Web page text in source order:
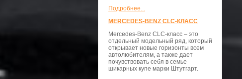
Подробнее...
MERCEDES-BENZ CLC-КЛАСС
Mercedes-Benz CLC-класс – это
отдельный модельный ряд, который
открывает новые горизонты всем
автолюбителям, а также дает
почувствовать себя в семье
шикарных купе марки Штутгарт.